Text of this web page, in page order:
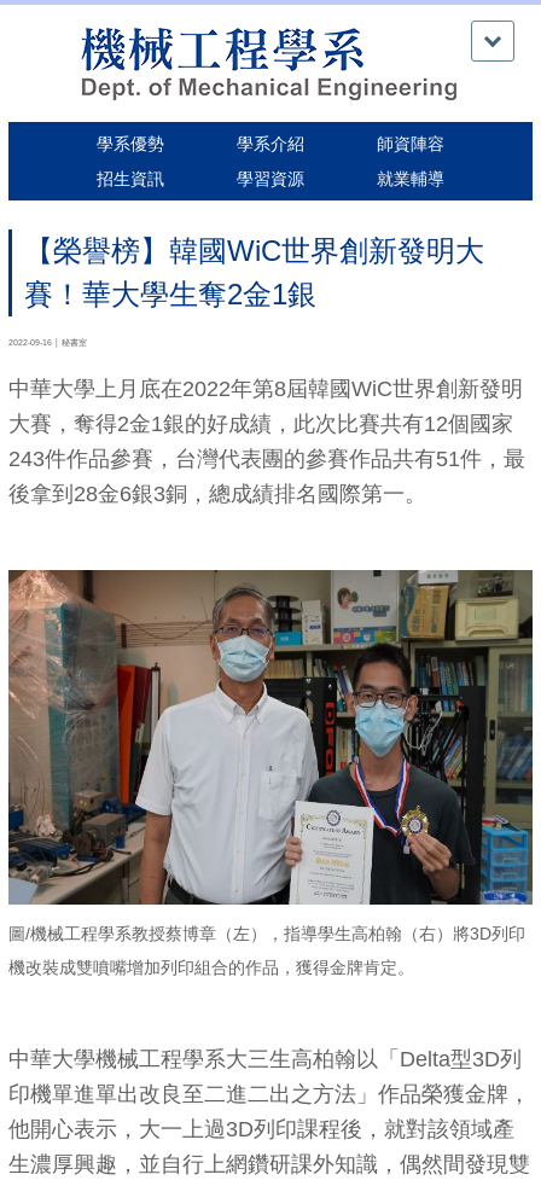
內
學系優勢 學系介紹
師資陣容
招生資訊
學習資源 就業輔導
【榮譽榜】韓國WiC世界創新發明大
賽！華大學生奪2金1銀
2022-09-16 │ 秘書室
中華大學上月底在2022年第8屆韓國WiC世界創新發明
大賽，奪得2金1銀的好成績，此次比賽共有12個國家
243件作品參賽，台灣代表團的參賽作品共有51件，最
後拿到28金6銀3銅，總成績排名國際第一。
圖/機械工程學系教授蔡博章（左），指導學生高柏翰（右）將3D列印
機改裝成雙噴嘴增加列印組合的作品，獲得金牌肯定。
中華大學機械工程學系大三生高柏翰以「Delta型3D列
印機單進單出改良至二進二出之方法」作品榮獲金牌，
他開心表示，大一上過3D列印課程後，就對該領域產
生濃厚興趣，並自行上網鑽研課外知識，偶然間發現雙